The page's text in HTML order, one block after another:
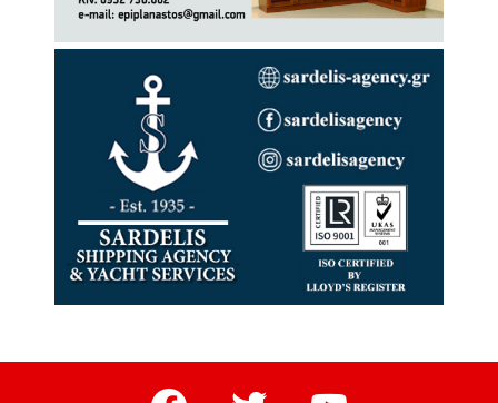
facebook twitter youtube